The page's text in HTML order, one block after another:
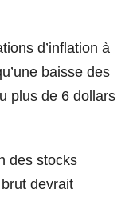
d’inflation à
baisse des
plus de 6 dollars
des stocks
devrait